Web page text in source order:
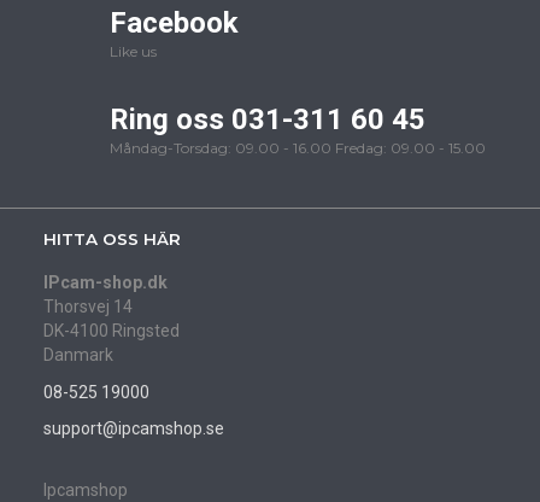
Facebook
Like us
Ring oss 031-311 60 45
Måndag-Torsdag: 09.00 - 16.00 Fredag: 09.00 - 15.00
HITTA OSS HÄR
IPcam-shop.dk
Thorsvej 14
DK-4100 Ringsted
Danmark
08-525 19000
support@ipcamshop.se
Ipcamshop